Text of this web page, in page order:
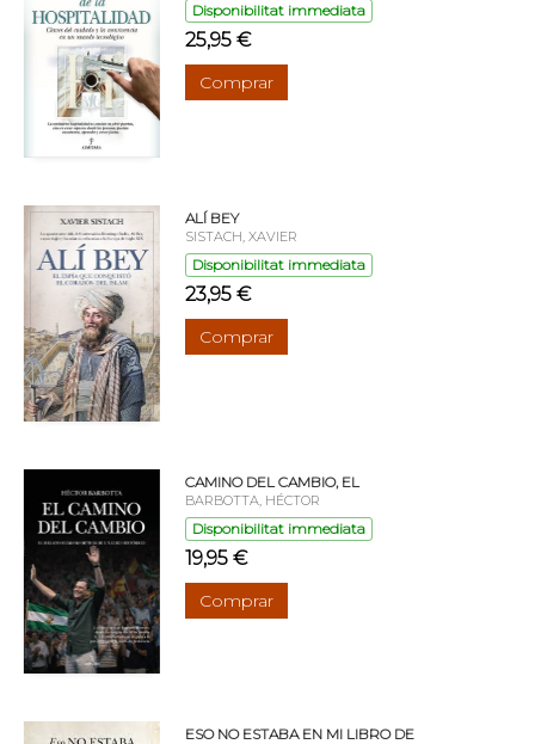
Disponibilitat immediata
25,95 €
Comprar
ALÍ BEY
SISTACH, XAVIER
Disponibilitat immediata
23,95 €
Comprar
CAMINO DEL CAMBIO, EL
BARBOTTA, HÉCTOR
Disponibilitat immediata
19,95 €
Comprar
ESO NO ESTABA EN MI LIBRO DE